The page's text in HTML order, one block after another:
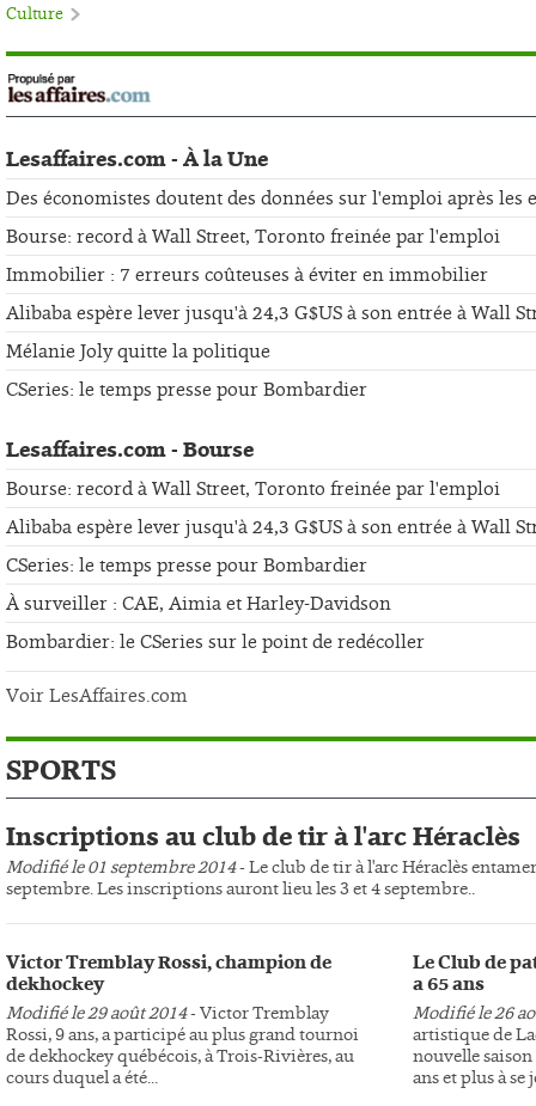
Culture
Lesaffaires.com - À la Une
Des économistes doutent des données sur l'emploi après
Bourse: record à Wall Street, Toronto freinée par l'emploi
Immobilier : 7 erreurs coûteuses à éviter en immobilier
Alibaba espère lever jusqu'à 24,3 G$US à son entrée à Wall
Mélanie Joly quitte la politique
CSeries: le temps presse pour Bombardier
Lesaffaires.com - Bourse
Bourse: record à Wall Street, Toronto freinée par l'emploi
Alibaba espère lever jusqu'à 24,3 G$US à son entrée à Wall
CSeries: le temps presse pour Bombardier
À surveiller : CAE, Aimia et Harley-Davidson
Bombardier: le CSeries sur le point de redécoller
Voir LesAffaires.com
SPORTS
Inscriptions au club de tir à l'arc Héraclès
Modifié le 01 septembre 2014- Le club de tir à l'arc Héraclès
septembre. Les inscriptions auront lieu les 3 et 4 septembre..
Victor Tremblay Rossi, champion de
dekhockey
Modifié le 29 août 2014- Victor Tremblay
Rossi, 9 ans, a participé au plus grand tournoi
de dekhockey québécois, à Trois-Rivières, au
cours duquel a été...
Le Club de
a 65 ans
Modifié le 26
artistique de
nouvelle
ans et plus à se